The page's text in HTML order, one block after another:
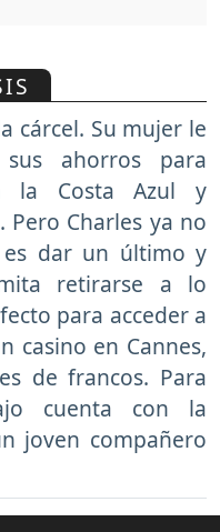
cárcel. Su mujer le
ahorros para
la Costa Azul y
Pero Charles ya no
dar un último y
retirarse a lo
para acceder a
casino en Cannes,
de francos. Para
cuenta con la
joven compañero